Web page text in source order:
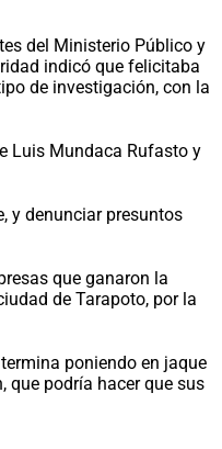
del Ministerio Público y
indicó que felicitaba
de investigación, con la
Luis Mundaca Rufasto y
y denunciar presuntos
que ganaron la
de Tarapoto, por la
poniendo en jaque
que podría hacer que sus